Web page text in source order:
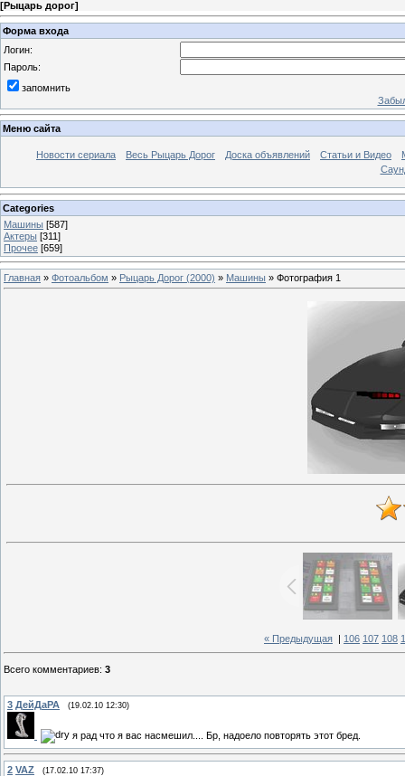
[Рыцарь дорог]
Форма входа
Логин:
Пароль:
запомнить
Меню сайта
Новости сериала Весь Рыцарь Дорог Доска объявлений Статьи и Видео
Categories
Машины [587]
Актеры [311]
Прочее [659]
Главная » Фотоальбом » Рыцарь Дорог (2000) » Машины » Фотография 1
« Предыдущая 106 107 108
Всего комментариев: 3
3 ДейДаРА (19.02.10 12:30)
я рад что я вас насмешил.... Бр, надоело повторять этот бред.
2 VAZ (17.02.10 17:37)